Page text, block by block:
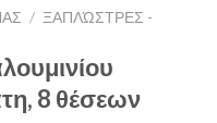
/ ΞΑΠΛΏΣΤΡΕΣ -
8 θέσεων